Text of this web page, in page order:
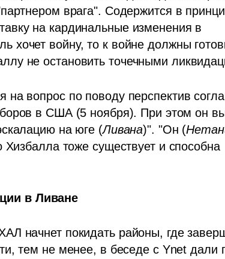
врага". Содержится в
на кардинальные изменения в
хочет войну, то к войне должны
не остановить точечными
вопрос по поводу перспектив
в США (5 ноября). При этом он
на юге (Ливана)". "Он (
тоже существует и способна
в Ливане
начнет покидать районы, где
тем не менее, в беседе с Ynet дали